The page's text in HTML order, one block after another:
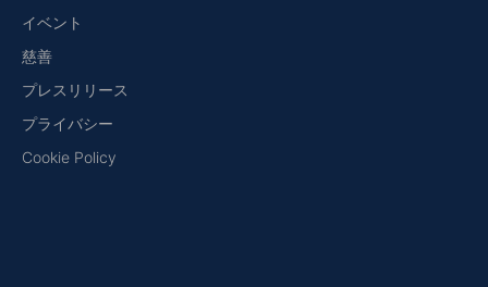
イベント
慈善
プレスリリース
プライバシー
Cookie Policy